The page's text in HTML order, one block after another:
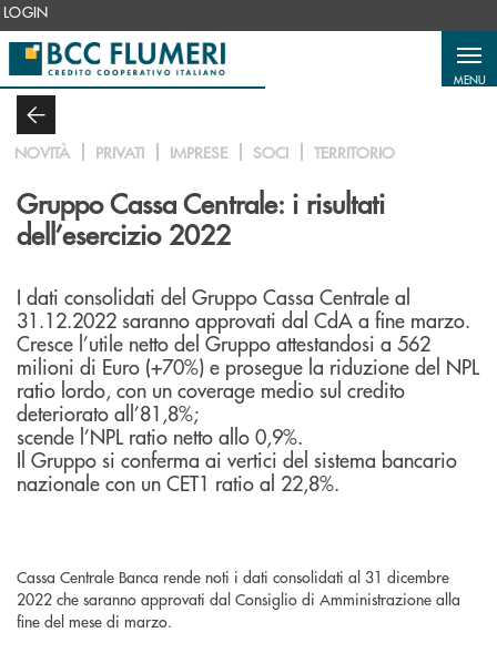
Salta al contenuto principale
LOGIN
MENU
NOVITÀ PRIVATI IMPRESE SOCI TERRITORIO
Gruppo Cassa Centrale: i risultati
dell’esercizio 2022
I dati consolidati del Gruppo Cassa Centrale al
31.12.2022 saranno approvati dal CdA a fine marzo.
Cresce l’utile netto del Gruppo attestandosi a 562
milioni di Euro (+70%) e prosegue la riduzione del NPL
ratio lordo, con un coverage medio sul credito
deteriorato all’81,8%;
scende l’NPL ratio netto allo 0,9%.
Il Gruppo si conferma ai vertici del sistema bancario
nazionale con un CET1 ratio al 22,8%.
Cassa Centrale Banca rende noti i dati consolidati al 31 dicembre
2022 che saranno approvati dal Consiglio di Amministrazione alla
fine del mese di marzo.